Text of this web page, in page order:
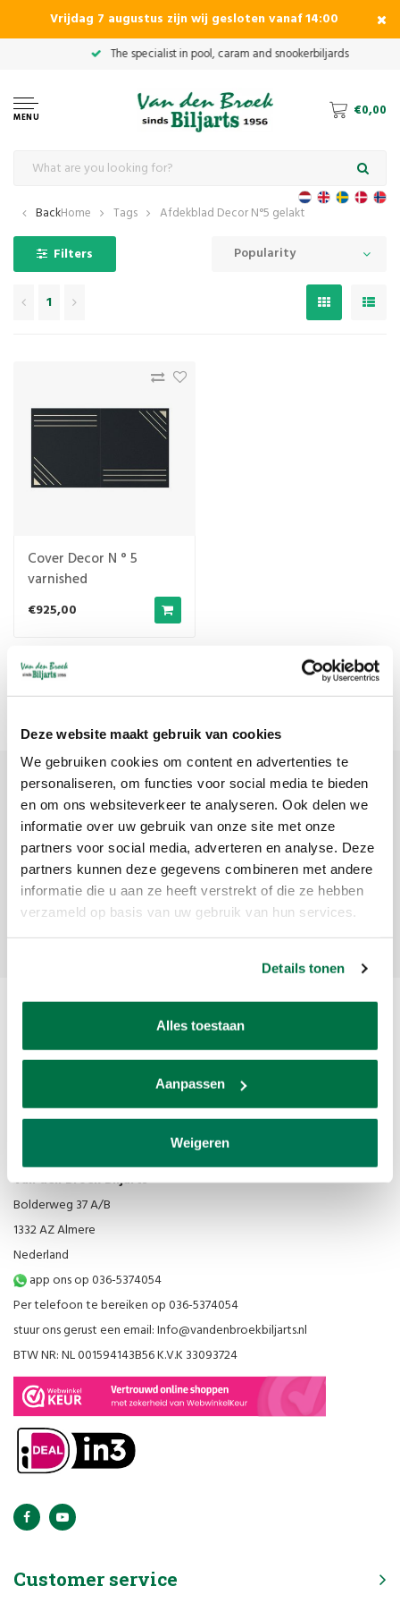
Deze website maakt gebruik van cookies
We gebruiken cookies om content en advertenties te
personaliseren, om functies voor social media te bieden
en om ons websiteverkeer te analyseren. Ook delen we
informatie over uw gebruik van onze site met onze
partners voor social media, adverteren en analyse. Deze
partners kunnen deze gegevens combineren met andere
informatie die u aan ze heeft verstrekt of die ze hebben
verzameld op basis van uw gebruik van hun services.
Details tonen
Alles toestaan
Aanpassen
Weigeren
Vrijdag 7 augustus zijn wij gesloten vanaf 14:00
MENU €0,00
BackHome Tags Afdekblad Decor N°5 gelakt
Filters Popularity
1
Cover Decor N ° 5
varnished
€925,00
Popularity 1
Sign up for our newsletter
Get the latest updates, news and product offers via email
Subscribe
Van den Broek Biljarts staat voor kwaliteit, vakmanschap en service.
Van den Broek Biljarts
Bolderweg 37 A/B
1332 AZ Almere
Nederland
app ons op 036-5374054
Per telefoon te bereiken op 036-5374054
stuur ons gerust een email:Info@vandenbroekbiljarts.nl
BTW NR: NL 001594143B56 K.V.K 33093724
Customer service